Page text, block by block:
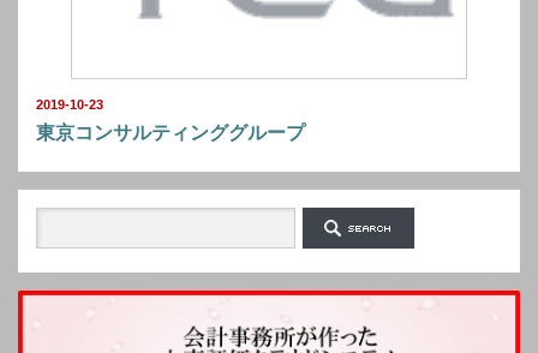
2019-10-23
東京コンサルティンググループ